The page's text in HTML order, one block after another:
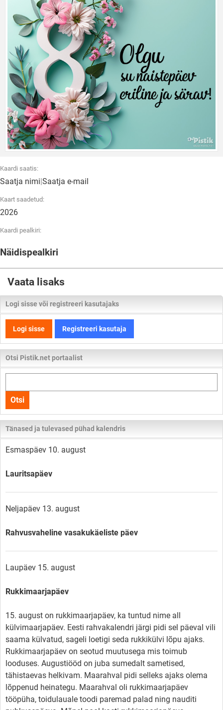
Kaardi saatis:
Saatja nimi|Saatja e-mail
Kaart saadetud:
2026
Kaardi pealkiri:
Näidispealkiri
Vaata lisaks
Logi sisse või registreeri kasutajaks
Logi sisse Registreeri kasutaja
Otsi Pistik.net portaalist
kogu
lehelt
Otsi
Tänased ja tulevased pühad kalendris
Esmaspäev 10. august
Lauritsapäev
Neljapäev 13. august
Rahvusvaheline vasakukäeliste päev
Laupäev 15. august
Rukkimaarjapäev
15. august on rukkimaarjapäev, ka tuntud nime all
külvimaarjapäev. Eesti rahvakalendri järgi pidi sel päeval vili
saama külvatud, sageli loetigi seda rukkikülvi lõpu ajaks.
Rukkimaarjapäev on seotud muutusega mis toimub
looduses. Augustiööd on juba sumedalt sametised,
tähistaevas helkivam. Maarahval pidi selleks ajaks olema
lõppenud heinategu. Maarahval oli rukkimaarjapäev
tööpüha, toidulauale toodi paremad palad ning nauditi